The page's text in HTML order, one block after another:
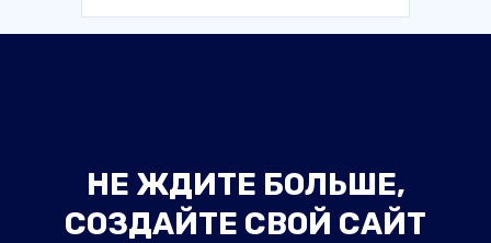
НЕ ЖДИТЕ БОЛЬШЕ,
СОЗДАЙТЕ СВОЙ САЙТ